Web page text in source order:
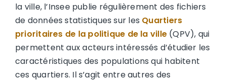
la ville, l’Insee publie régulièrement des fichiers
de données statistiques sur les Quartiers
prioritaires de la politique de la ville (QPV), qui
permettent aux acteurs intéressés d’étudier les
caractéristiques des populations qui habitent
ces quartiers. Il s’agit entre autres des